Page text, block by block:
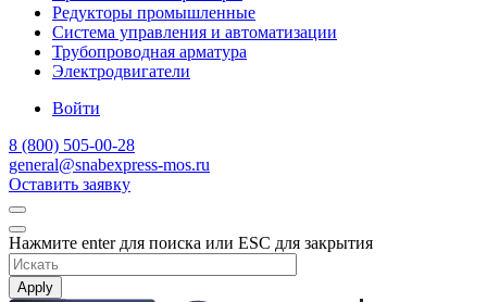
Редукторы промышленные
Система управления и автоматизации
Трубопроводная арматура
Электродвигатели
Войти
8 (800) 505-00-28
general@snabexpress-mos.ru
Оставить заявку
Нажмите enter для поиска или ESC для закрытия
Apply